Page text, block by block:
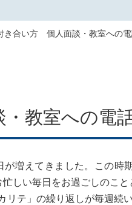
き合い方 個人面談・教室への
教室への電
増えてきました。この時
しい毎日をお過ごしのこ
テ」の繰り返しが毎週続